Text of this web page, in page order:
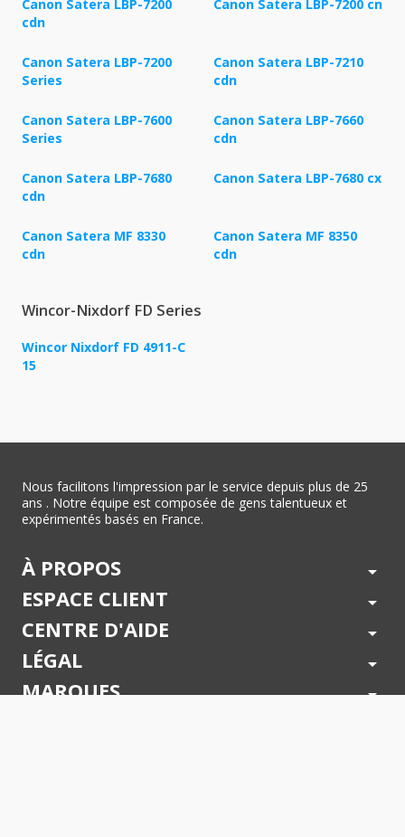
Canon Satera LBP-7200
cdn
Canon Satera LBP-7200 cn
Canon Satera LBP-7200
Series
Canon Satera LBP-7210
cdn
Canon Satera LBP-7600
Series
Canon Satera LBP-7660
cdn
Canon Satera LBP-7680
cdn
Canon Satera LBP-7680 cx
Canon Satera MF 8330
cdn
Canon Satera MF 8350
cdn
Wincor-Nixdorf FD Series
Wincor Nixdorf FD 4911-C
15
Nous facilitons l'impression par le service depuis plus de 25
ans . Notre équipe est composée de gens talentueux et
expérimentés basés en France.
À PROPOS arrow_drop_down
ESPACE CLIENT arrow_drop_down
CENTRE D'AIDE arrow_drop_down
LÉGAL arrow_drop_down
MARQUES arrow_drop_down